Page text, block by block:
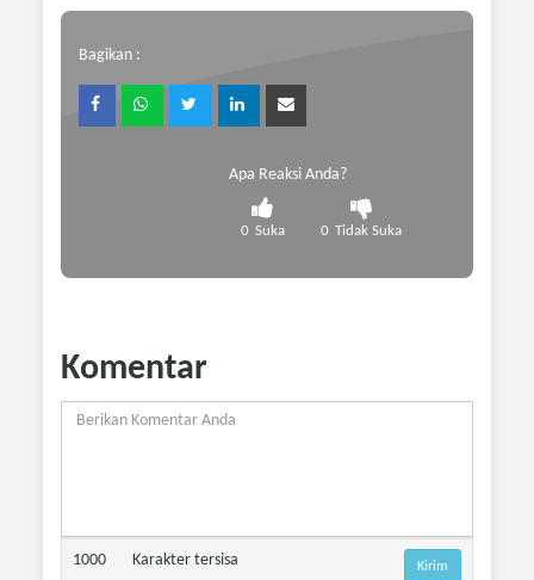
Bagikan :
Apa Reaksi Anda?
0 Suka 0 Tidak Suka
Komentar
1000 Karakter tersisa